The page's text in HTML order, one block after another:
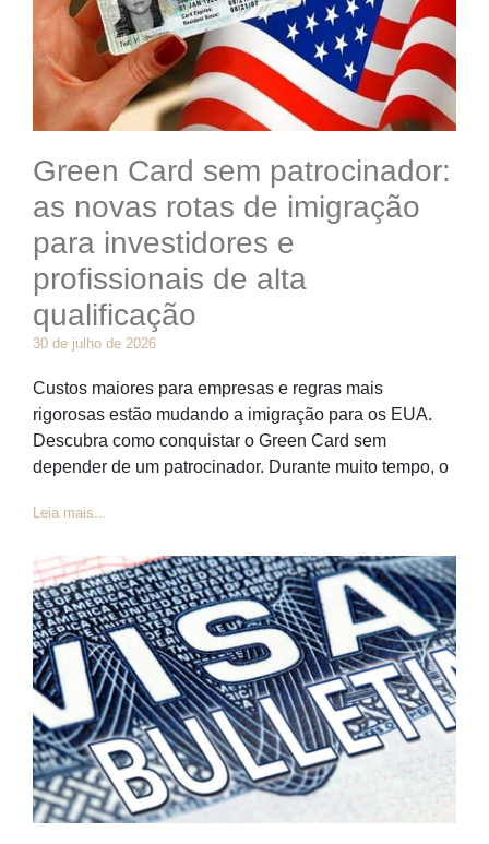
Green Card sem patrocinador:
as novas rotas de imigração
para investidores e
profissionais de alta
qualificação
30 de julho de 2026
Custos maiores para empresas e regras mais
rigorosas estão mudando a imigração para os EUA.
Descubra como conquistar o Green Card sem
depender de um patrocinador. Durante muito tempo, o
Leia mais...